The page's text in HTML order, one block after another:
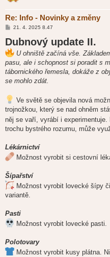
Re: Info - Novinky a změny
P
í
s
p
ě
v
e
k
21. 4. 2025 8.47
Dubnový update II.
U ohniště začíná vše.
pasu, ale i schopnost si poradit s
tábornického řemesla, dokáže z
se mohlo zdát.
Ve světě se objevila nová
trojnožkou, který se nad ohněm
něj se vaří, vyrábí i
trochu bystrého rozumu, může
Lékárnictví
Možnost vyrobit si cestovní
Šípařství
Možnost vyrobit lovecké šípy
variantě.
Pasti
Možnost vyrobit lovecké pasti.
Polotovary
Možnost vyrobit kusy plátna.